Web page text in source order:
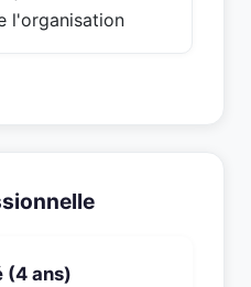
l'organisation
(4 ans)